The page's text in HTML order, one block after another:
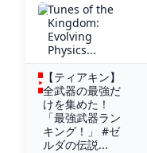
Tunes of the
Kingdom:
Evolving
Physics...
【ティアキン】
全武器の最強だ
けを集めた！
「最強武器ラン
キング！」 #ゼ
ルダの伝説...